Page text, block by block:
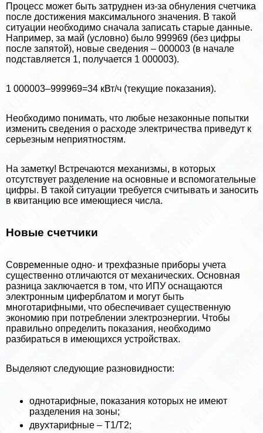
Процесс может быть затруднен из-за обнуления счетчика
после достижения максимального значения. В такой
ситуации необходимо сначала записать старые данные.
Например, за май (условно) было 999969 (без цифры
после запятой), новые сведения – 000003 (в начале
подставляется 1, получается 1 000003).
1 000003–999969=34 кВт/ч (текущие показания).
Необходимо понимать, что любые незаконные попытки
изменить сведения о расходе электричества приведут к
серьезным неприятностям.
На заметку! Встречаются механизмы, в которых
отсутствует разделение на основные и вспомогательные
цифры. В такой ситуации требуется считывать и заносить
в квитанцию все имеющиеся числа.
Новые счетчики
Современные одно- и трехфазные приборы учета
существенно отличаются от механических. Основная
разница заключается в том, что ИПУ оснащаются
электронным циферблатом и могут быть
многотарифными, что обеспечивает существенную
экономию при потрeблении электроэнергии. Чтобы
правильно определить показания, необходимо
разбираться в имеющихся устройствах.
Выделяют следующие разновидности:
однотарифные, показания которых не имеют
разделения на зоны;
двухтарифные – Т1/Т2;